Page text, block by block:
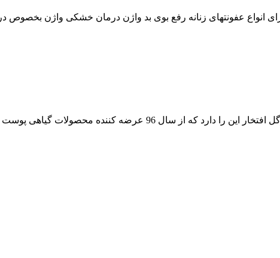
انواع عفونتهای زنانه رفع بوی بد واژن درمان خشکی واژن بخصوص در
و مو بوده ، قدمی در راه حفظ سلامتی و زیبایی شما مشتریان عزیز برداشته است.